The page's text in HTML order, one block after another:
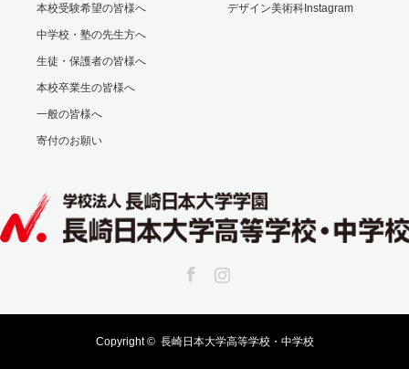
本校受験希望の皆様へ
中学校・塾の先生方へ
生徒・保護者の皆様へ
本校卒業生の皆様へ
一般の皆様へ
寄付のお願い
デザイン美術科Instagram
Copyright © 長崎日本大学高等学校・中学校